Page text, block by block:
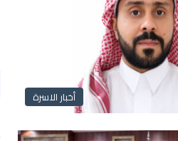
أخبار الاسرة